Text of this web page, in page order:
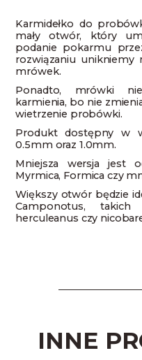
Karmidełko do
mały otwór, który
podanie pokarmu
rozwiązaniu unikniemy
mrówek.
Ponadto, mrówki
karmienia, bo nie
wietrzenie probówki.
Produkt dostępny w
0.5mm oraz 1.0mm.
Mniejsza wersja jest
Myrmica, Formica czy
Większy otwór będzie
Camponotus, takich
herculeanus czy
INNE